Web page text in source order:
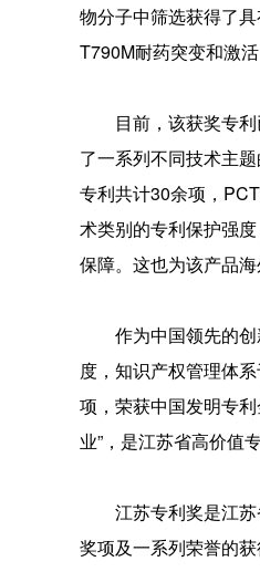
物分子中筛选获得了
T790M耐药突变和激
目前，该获奖专利
了一系列不同技术主
专利共计30余项，
术类别的专利保护强
保障。这也为该产品海
作为中国领先的创
度，知识产权管理体
项，荣获中国发明专
业”，是江苏省高价值
江苏专利奖是江苏
奖项及一系列荣誉的